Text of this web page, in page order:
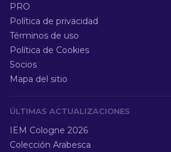
PRO
Política de privacidad
Términos de uso
Política de Cookies
Socios
Mapa del sitio
ÚLTIMAS ACTUALIZACIONES
IEM Cologne 2026
Colección Arabesca